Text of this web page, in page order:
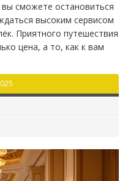
сможете остановиться
высоким сервисом
Приятного путешествия
цена, а то, как к вам